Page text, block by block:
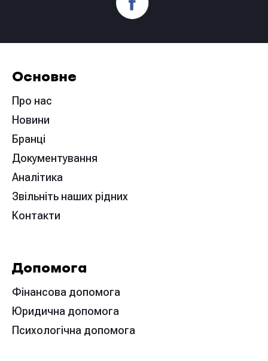
Основне
Про нас
Новини
Бранці
Документування
Аналітика
Звільніть наших рідних
Контакти
Допомога
Фінансова допомога
Юридична допомога
Психологічна допомога